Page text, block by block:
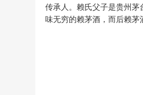
传承人。赖氏父子是贵州茅
味无穷的赖茅酒，而后赖茅